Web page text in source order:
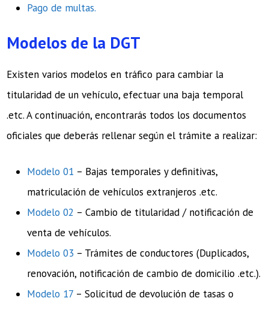
Pago de multas.
Modelos de la DGT
Existen varios modelos en tráfico para cambiar la
titularidad de un vehículo, efectuar una baja temporal
.etc. A continuación, encontrarás todos los documentos
oficiales que deberás rellenar según el trámite a realizar:
Modelo 01 – Bajas temporales y definitivas,
matriculación de vehículos extranjeros .etc.
Modelo 02 – Cambio de titularidad / notificación de
venta de vehículos.
Modelo 03 – Trámites de conductores (Duplicados,
renovación, notificación de cambio de domicilio .etc.).
Modelo 17 – Solicitud de devolución de tasas o